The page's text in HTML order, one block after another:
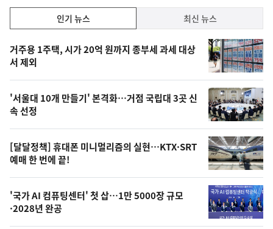
기,
최
신,
오
늘
의
영
상
오
늘
인기 뉴스 최신 뉴스
기
뉴
스
거주용 1주택, 시가 20억 원까지 종부세 과세 대상
서 제외
'서울대 10개 만들기' 본격화…거점 국립대 3곳 신
속 선정
[달달정책] 휴대폰 미니멀리즘의 실현…KTX·SRT
예매 한 번에 끝!
'국가 AI 컴퓨팅센터' 첫 삽…1만 5000장 규모
·2028년 완공